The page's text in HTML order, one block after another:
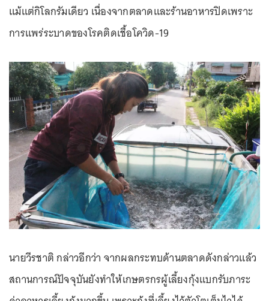
แม้แต่กิโลกรัมเดียว เนื่องจากตลาดและร้านอาหารปิดเพราะ
การแพร่ระบาดของโรคติดเชื้อโควิด-19
นายวีรชาติ กล่าวอีกว่า จากผลกระทบด้านตลาดดังกล่าวแล้ว
สถานการณ์ปัจจุบันยังทำให้เกษตรกรผู้เลี้ยงกุ้งแบกรับภาระ